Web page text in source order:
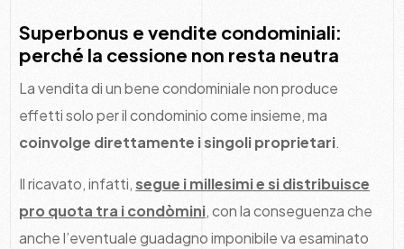
Superbonus e vendite condominiali:
perché la cessione non resta neutra
La vendita di un bene condominiale non produce
effetti solo per il condominio come insieme, ma
coinvolge direttamente i singoli proprietari.
Il ricavato, infatti,segue i millesimi e si distribuisce
pro quota tra i condòmini, con la conseguenza che
anche l’eventuale guadagno imponibile va esaminato